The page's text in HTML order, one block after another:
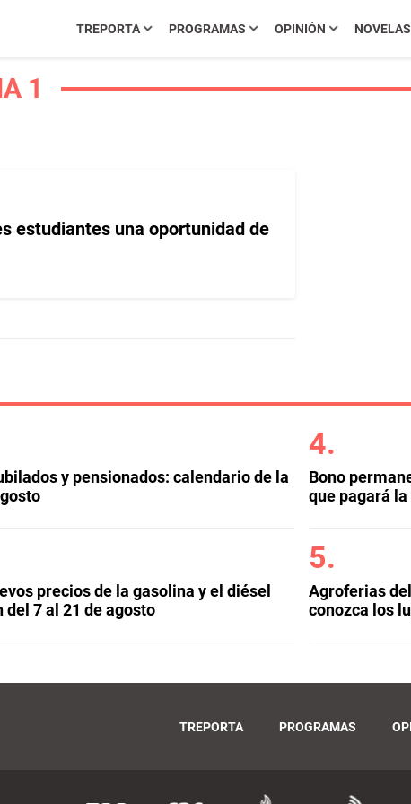
TREPORTA PROGRAMAS OPINIÓN NOVELAS
1
estudiantes una oportunidad de
y pensionados: calendario de la
precios de la gasolina y el diésel
del 7 al 21 de agosto
Bono
que pagará la
Agroferias
conozca los
TREPORTA PROGRAMAS